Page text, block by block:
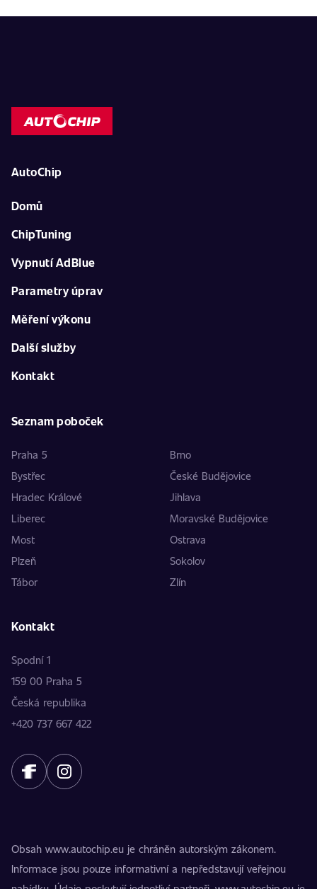
AutoChip
Domů
ChipTuning
Vypnutí AdBlue
Parametry úprav
Měření výkonu
Další služby
Kontakt
Seznam poboček
Praha 5
Brno
Bystřec
České Budějovice
Hradec Králové
Jihlava
Liberec
Moravské Budějovice
Most
Ostrava
Plzeň
Sokolov
Tábor
Zlín
Kontakt
Spodní 1
159 00 Praha 5
Česká republika
+420 737 667 422
Obsah www.autochip.eu je chráněn autorským zákonem.
Informace jsou pouze informativní a nepředstavují veřejnou